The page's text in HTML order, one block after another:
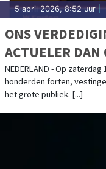
5 april 2026, 8:52 uur|
ONS
ACTUELER DAN
NEDERLAND - Op
honderden forten,
het grote publiek. [...]